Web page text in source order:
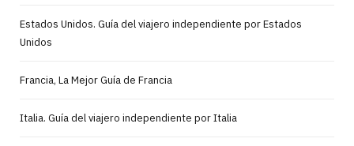
Estados Unidos. Guía del viajero independiente por Estados
Unidos
Francia, La Mejor Guía de Francia
Italia. Guía del viajero independiente por Italia